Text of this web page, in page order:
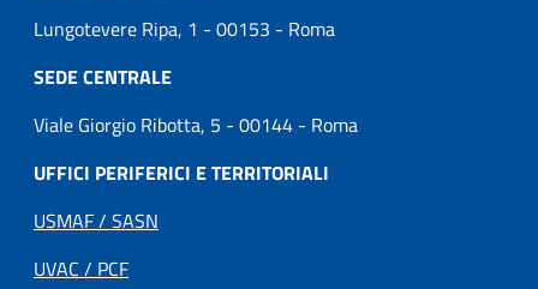
Lungotevere Ripa, 1 - 00153 - Roma
SEDE CENTRALE
Viale Giorgio Ribotta, 5 - 00144 - Roma
UFFICI PERIFERICI E TERRITORIALI
USMAF / SASN
UVAC / PCF